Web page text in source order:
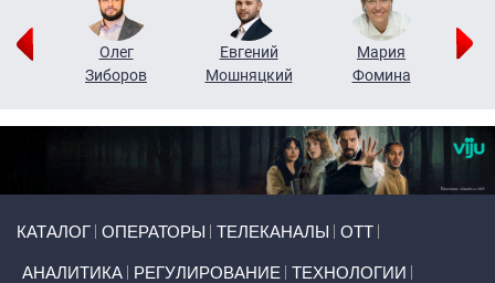
Олег
Зиборов
Евгений
Мошняцкий
Мария
Фомина
КАТАЛОГ ОПЕРАТОРЫ ТЕЛЕКАНАЛЫ ОТТ
АНАЛИТИКА РЕГУЛИРОВАНИЕ ТЕХНОЛОГИИ